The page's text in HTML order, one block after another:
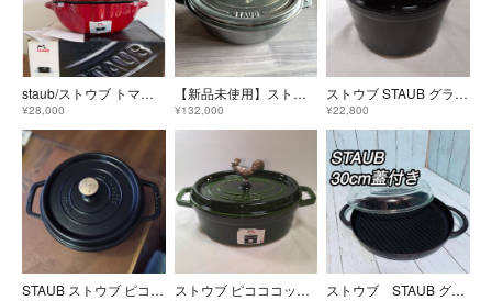
staub/ストウブ トマトココット 25 チェリー
¥28,000
【新品未使用】ストウブ STAUB チタン 23センチ
¥132,000
ストウブ STAUB グランドココット ラウンド 24cm シャイニーブラック
¥22,800
STAUB ストウブ ピコ・ココット ラウンド 22cm ブラック ストウブ ピコココット オーバル 27cm バジルグリーン チキンノブ 訳あり品 ストウブ STAUB グリルパン ガラス蓋付き 30cm 美品 両手鍋 フランス